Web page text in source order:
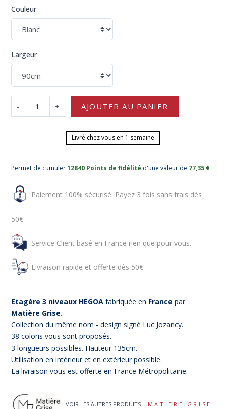
Couleur
Largeur
- + AJOUTER AU PANIER
Livré chez vous en 1 semaine
Permet de cumuler12840 Points de fidélité d'une valeur de 77,35 €
Paiement 100% sécurisé. Payez 3 fois sans frais dès
50€
Service Client basé en France rien que pour vous.
Livraison rapide et offerte dès 50€
Etagère 3 niveaux HEGOAfabriquée en France par
Matière Grise.
Collection du même nom - design signé Luc Jozancy.
38 coloris vous sont proposés.
3 longueurs possibles. Hauteur 135cm.
Utilisation en intérieur et en extérieur possible.
La livraison vous est offerte en France Métropolitaine.
VOIR LES AUTRES PRODUITS : MATIERE GRISE